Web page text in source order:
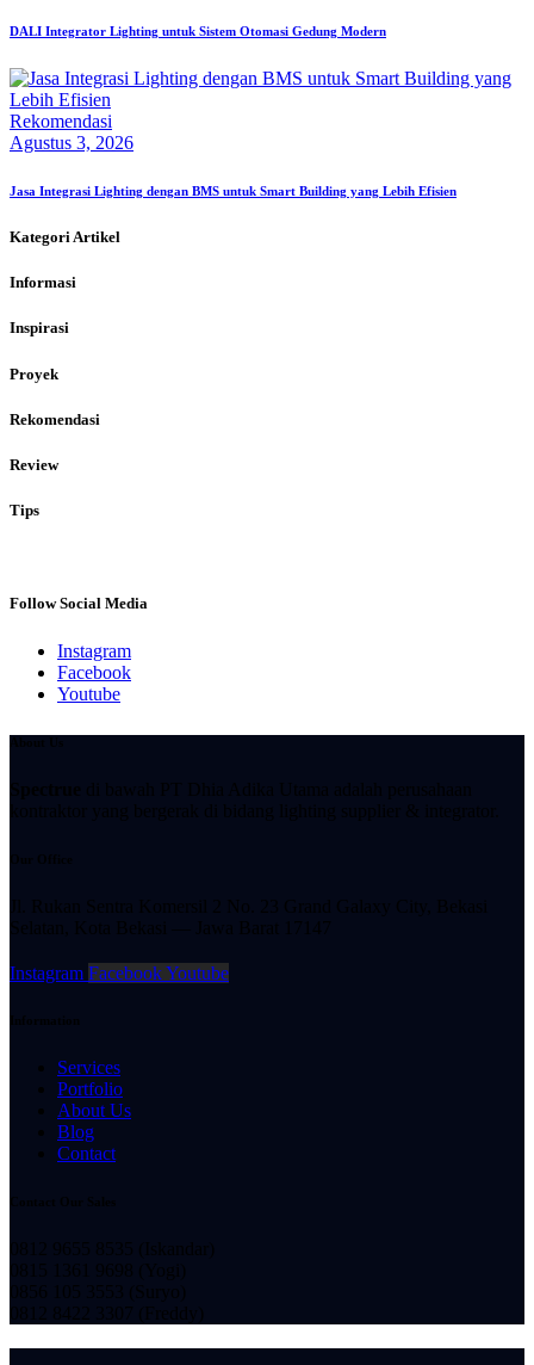
DALI Integrator Lighting untuk Sistem Otomasi Gedung Modern
Rekomendasi
Agustus 3, 2026
Jasa Integrasi Lighting dengan BMS untuk Smart Building yang Lebih Efisien
Kategori Artikel
Informasi
Inspirasi
Proyek
Rekomendasi
Review
Tips
Follow Social Media
Instagram
Facebook
Youtube
Instagram FacebookYoutube
Services
Portfolio
About Us
Blog
Contact